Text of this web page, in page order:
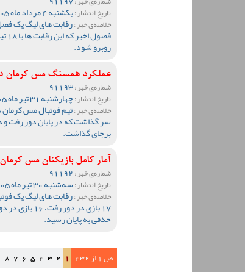
تاریخ انتشار :یکشنبه 4 مرداد ماه 1405 ساعت 10:37
خلاصه‌ی خبر :
روبرو شود.
عملکرد همسنگ مس کرمان
شماره‌ی خبر :91193
تاریخ انتشار :چهارشنبه 31 تیر ماه 1405 ساعت 09:47
خلاصه‌ی خبر :تیم فوتبال مس
سر گذاشت که در پایان دور رفت
برجای گذاشت.
آمار کامل بازیکنان مس کرمان در
شماره‌ی خبر :
تاریخ انتشار :سه‌شنبه 30 تیر ماه 1405 ساعت 12:59
خلاصه‌ی خبر :
17 بازی در
حذفی به پایان رسید.
ص 1 از 432 1
2
3
4
5
6
7
8